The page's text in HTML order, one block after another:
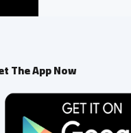
The App Now